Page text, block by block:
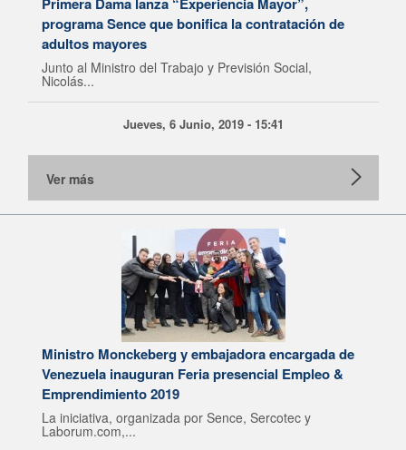
programa Sence que bonifica la contratación de
adultos mayores
Junto al Ministro del Trabajo y Previsión Social,
Nicolás...
Jueves, 6 Junio, 2019 - 15:41
Ver más
Ministro Monckeberg y embajadora encargada de
Venezuela inauguran Feria presencial Empleo &
Emprendimiento 2019
La iniciativa, organizada por Sence, Sercotec y
Laborum.com,...